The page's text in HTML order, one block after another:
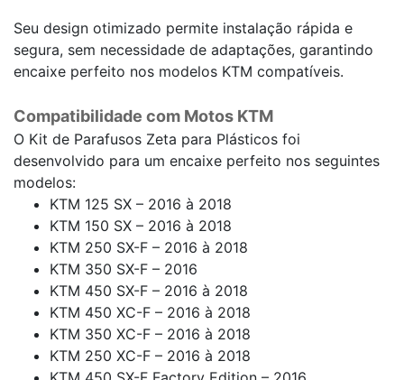
Seu design otimizado permite instalação rápida e
segura, sem necessidade de adaptações, garantindo
encaixe perfeito nos modelos KTM compatíveis.
Compatibilidade com Motos KTM
O Kit de Parafusos Zeta para Plásticos foi
desenvolvido para um encaixe perfeito nos seguintes
modelos:
KTM 125 SX – 2016 à 2018
KTM 150 SX – 2016 à 2018
KTM 250 SX-F – 2016 à 2018
KTM 350 SX-F – 2016
KTM 450 SX-F – 2016 à 2018
KTM 450 XC-F – 2016 à 2018
KTM 350 XC-F – 2016 à 2018
KTM 250 XC-F – 2016 à 2018